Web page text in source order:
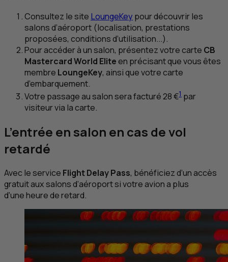
Consultez le site LoungeKey pour découvrir les
salons d’aéroport (localisation, prestations
proposées, conditions d’utilisation...).
Pour accéder à un salon, présentez votre carte CB
Mastercard World Eliteen précisant que vous êtes
membre LoungeKey, ainsi que votre carte
d’embarquement.
Votre passage au salon sera facturé 28 €1 par
visiteur via la carte.
L’entrée en salon en cas de vol
retardé
Avec le service Flight Delay Pass, bénéficiez d’un accès
gratuit aux salons d’aéroport si votre avion a plus
d’une heure de retard.